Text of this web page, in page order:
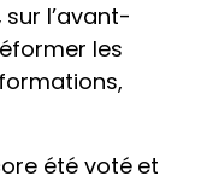
sur l’avant-
les
été voté et